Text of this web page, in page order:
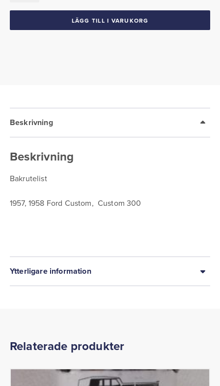
LÄGG TILL I VARUKORG
Beskrivning
Beskrivning
Bakrutelist
1957, 1958 Ford Custom, Custom 300
Ytterligare information
Relaterade produkter